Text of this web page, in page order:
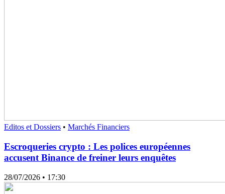
Editos et Dossiers • Marchés Financiers
Escroqueries crypto : Les polices européennes
accusent Binance de freiner leurs enquêtes
28/07/2026 • 17:30